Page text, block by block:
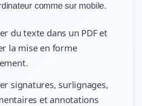
comme sur mobile.
du texte dans un PDF et
la mise en forme
signatures, surlignages,
et annotations